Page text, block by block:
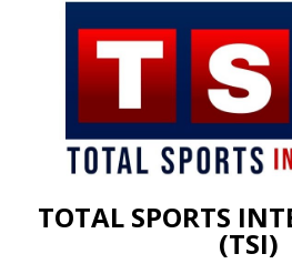
TOTAL SPORTS
(TSI)